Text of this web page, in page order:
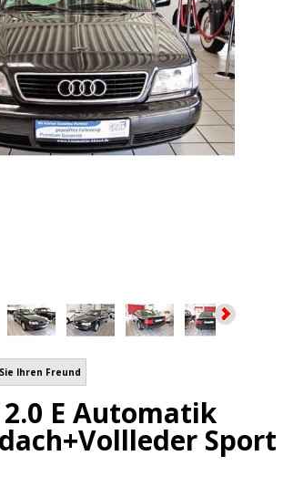
Ihren Freund
E Automatik
Sport